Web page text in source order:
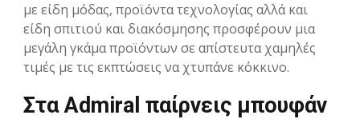
με είδη μόδας, προϊόντα τεχνολογίας αλλά και
είδη σπιτιού και διακόσμησης προσφέρουν μια
μεγάλη γκάμα προϊόντων σε απίστευτα χαμηλές
τιμές με τις εκπτώσεις να χτυπάνε κόκκινο.
Στα Admiral παίρνεις μπουφάν